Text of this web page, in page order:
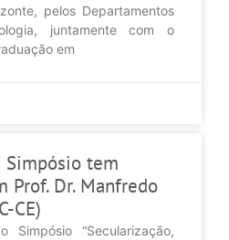
pelos Departamentos
juntamente com o
em
Simpósio tem
Prof. Dr. Manfredo
CE)
“Secularização,